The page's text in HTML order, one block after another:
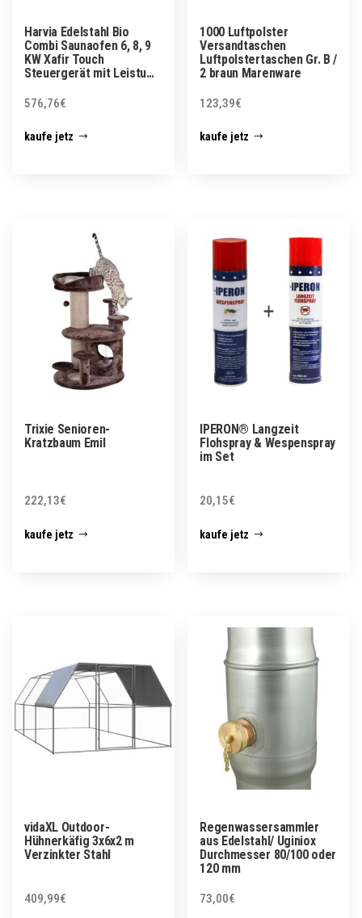
Harvia Edelstahl Bio
Combi Saunaofen 6, 8, 9
KW Xafir Touch
Steuergerät mit Leistu…
576,76€
kaufe jetz
1000 Luftpolster
Versandtaschen
Luftpolstertaschen Gr. B /
2 braun Marenware
123,39€
kaufe jetz
Trixie Senioren-
Kratzbaum Emil
222,13€
kaufe jetz
IPERON® Langzeit
Flohspray & Wespenspray
im Set
20,15€
kaufe jetz
vidaXL Outdoor-
Hühnerkäfig 3x6x2 m
Verzinkter Stahl
409,99€
Regenwassersammler
aus Edelstahl/ Uginiox
Durchmesser 80/100 oder
120 mm
73,00€